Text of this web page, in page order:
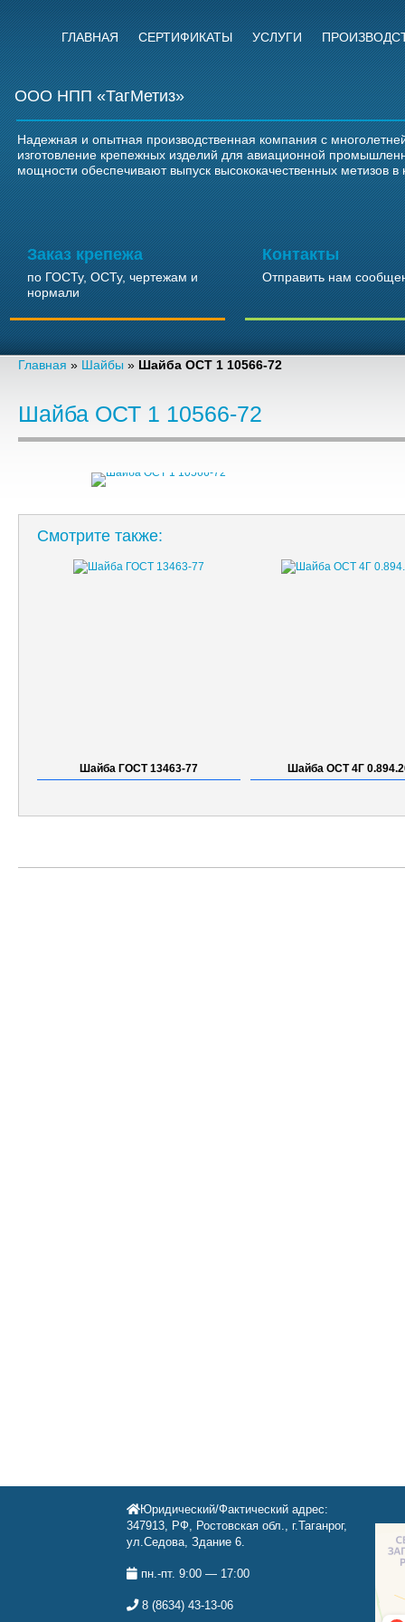
ГЛАВНАЯ СЕРТИФИКАТЫ УСЛУГИ
ООО НПП «ТагМетиз»
Надежная и опытная производственная компания с
изготовление крепежных изделий для авиационной
мощности обеспечивают выпуск высококачественных метизов в
Заказ крепежа
по ГОСТу, ОСТу, чертежам и
нормали
Контакты
Отправить нам
Главная » Шайбы » Шайба ОСТ 1 10566-72
Шайба ОСТ 1 10566-72
Смотрите также:
Шайба ГОСТ 13463-77 Шайба ОСТ 4Г
Юридический/Фактический адрес:
347913, РФ, Ростовская обл., г.Таганрог,
ул.Седова, Здание 6.
пн.-пт. 9:00 — 17:00
8 (8634) 43-13-06